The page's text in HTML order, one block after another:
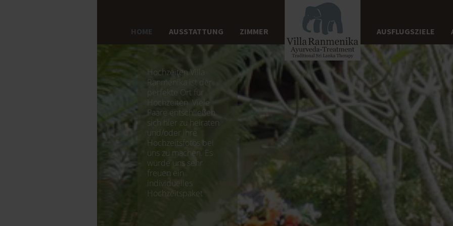
HOME AUSSTATTUNG ZIMMER AUSFLUGSZIELE
Hochzeiten Villa
Ranmenika ist der
perfekte Ort für
Hochzeiten. Viele
Paare entschließen
sich hier zu heiraten
und/oder ihre
Hochzeitsfotos bei
uns zu machen. Es
würde uns sehr
freuen ein
individuelles
Hochzeitspaket